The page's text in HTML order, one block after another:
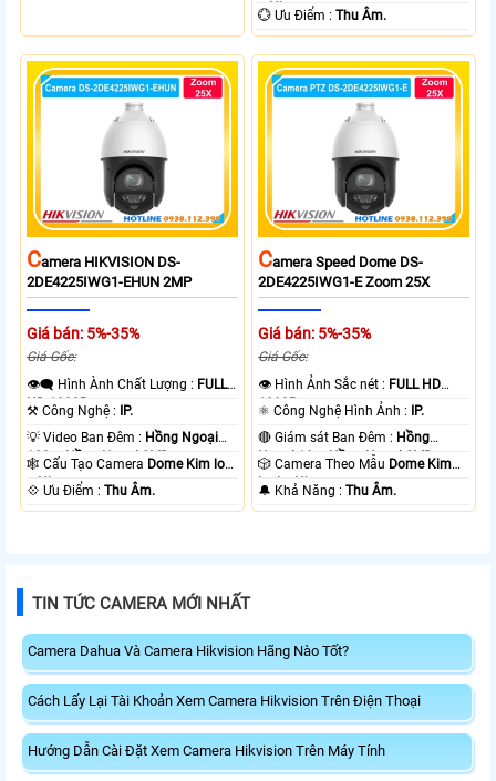
+ Nhựa. ️💮 Ưu Điểm :Thu Âm.
CAmera HIKVISION DS-
2DE4225IWG1-EHUN 2MP
Giá bán: 5%-35%
Giá Gốc:
👁️‍🗨 Hình Ành Chất Lượng : FULL
HD 1080P .
⚒ Công Nghệ : IP.
💡 Video Ban Đêm : Hồng Ngoại
100m Hồng Ngoại SMD.
🕸️ Cấu Tạo Camera Dome Kim loại
+ Nhựa.
️💠 Ưu Điểm :Thu Âm.
CAmera Speed Dome DS-
2DE4225IWG1-E Zoom 25X
Giá bán: 5%-35%
Giá Gốc:
👁 Hình Ảnh Sắc nét : FULL HD
1080P .
⚛️ Công Nghệ Hình Ảnh : IP.
🔴 Giám sát Ban Đêm : Hồng
Ngoại 10m Hồng Ngoại SMD.
🎲 Camera Theo Mẫu Dome Kim
loại + Nhựa.
️🔔 Khả Năng :Thu Âm.
TIN TỨC CAMERA MỚI NHẤT
Camera Dahua Và Camera Hikvision Hãng Nào Tốt?
Cách Lấy Lại Tài Khoản Xem Camera Hikvision Trên Điện Thoại
Hướng Dẫn Cài Đặt Xem Camera Hikvision Trên Máy Tính